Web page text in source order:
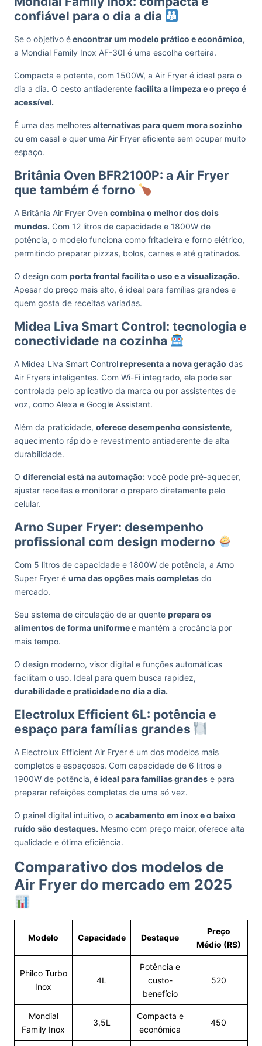
confiável para o dia a dia
Se o objetivo éencontrar um modelo prático e econômico,
a Mondial Family Inox AF-30I é uma escolha certeira.
Compacta e potente, com 1500W, a Air Fryer é ideal para o
dia a dia. O cesto antiaderente facilita a limpeza e o preço é
acessível.
É uma das melhores alternativas para quem mora sozinho
ou em casal e quer uma Air Fryer eficiente sem ocupar muito
espaço.
Britânia Oven BFR2100P: a Air Fryer
que também é forno
A Britânia Air Fryer Oven combina o melhor dos dois
mundos. Com 12 litros de capacidade e 1800W de
potência, o modelo funciona como fritadeira e forno elétrico,
permitindo preparar pizzas, bolos, carnes e até gratinados.
O design com porta frontal facilita o uso e a visualização.
Apesar do preço mais alto, é ideal para famílias grandes e
quem gosta de receitas variadas.
Midea Liva Smart Control: tecnologia e
conectividade na cozinha
A Midea Liva Smart Controlrepresenta a nova geração das
Air Fryers inteligentes. Com Wi-Fi integrado, ela pode ser
controlada pelo aplicativo da marca ou por assistentes de
voz, como Alexa e Google Assistant.
Além da praticidade, oferece desempenho consistente,
aquecimento rápido e revestimento antiaderente de alta
durabilidade.
O diferencial está na automação: você pode pré-aquecer,
ajustar receitas e monitorar o preparo diretamente pelo
celular.
Arno Super Fryer: desempenho
profissional com design moderno
Com 5 litros de capacidade e 1800W de potência, a Arno
Super Fryer é uma das opções mais completas do
mercado.
Seu sistema de circulação de ar quente prepara os
alimentos de forma uniformee mantém a crocância por
mais tempo.
O design moderno, visor digital e funções automáticas
facilitam o uso. Ideal para quem busca rapidez,
durabilidade e praticidade no dia a dia.
Electrolux Efficient 6L: potência e
espaço para famílias grandes
A Electrolux Efficient Air Fryer é um dos modelos mais
completos e espaçosos. Com capacidade de 6 litros e
1900W de potência, é ideal para famílias grandes e para
preparar refeições completas de uma só vez.
O painel digital intuitivo, o acabamento em inox e o baixo
ruído são destaques. Mesmo com preço maior, oferece alta
qualidade e ótima eficiência.
Comparativo dos modelos de
Air Fryer do mercado em 2025
Modelo Capacidade Destaque
Preço
Médio (R$)
Philco Turbo
Inox
4L
Potência e
custo-
benefício
520
Mondial
Family Inox
3,5L
Compacta e
econômica
450